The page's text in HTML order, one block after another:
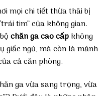
mọi chi tiết thừa thãi bị
tim” của không gian.
chăn ga cao cấpkhông
giấc ngủ, mà còn là mảnh
cả căn phòng.
ga vừa sang trọng, vừa